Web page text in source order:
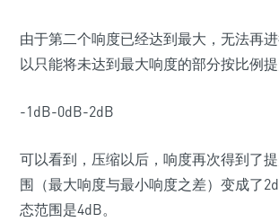
由于第二个响度已经达到最大，无法再
以只能将未达到最大响度的部分按比例提
-1dB-0dB-2dB
可以看到，压缩以后，响度再次得到了
围（最大响度与最小响度之差）变成了
态范围是4dB。